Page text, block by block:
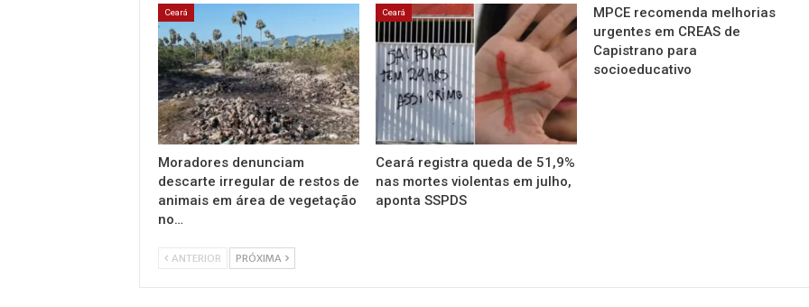
Ceará
Moradores denunciam
descarte irregular de restos de
animais em área de vegetação
no…
Ceará
Ceará registra queda de 51,9%
nas mortes violentas em julho,
aponta SSPDS
MPCE recomenda melhorias
urgentes em CREAS de
Capistrano para
socioeducativo
ANTERIOR PRÓXIMA